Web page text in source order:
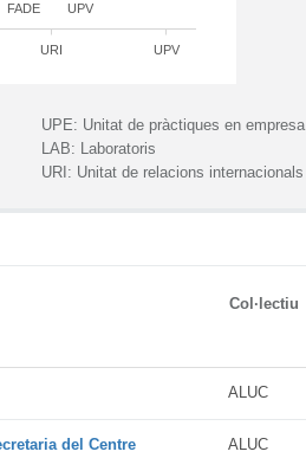
FADE UPV
URI UPV
UPE: Unitat de pràctiques en empresa
LAB: Laboratoris
URI: Unitat de relacions internacionals
Col·lectiu
ALUC
del Centre ALUC